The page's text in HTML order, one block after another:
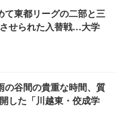
て東都リーグの二部と三
せられた入替戦…大学
の谷間の貴重な時間、質
した「川越東・佼成学